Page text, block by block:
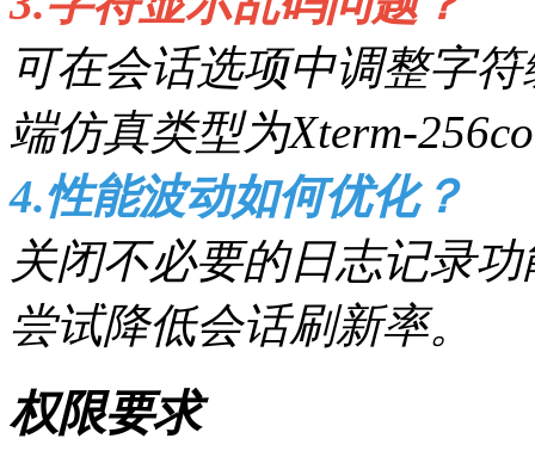
可在会话选项中调整字
端仿真类型为Xterm-
4.性能波动如何优化？
关闭不必要的日志记录
尝试降低会话刷新率。
权限要求